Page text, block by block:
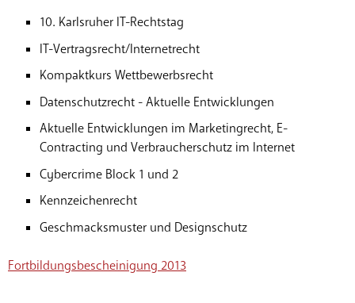
10. Karlsruher IT-Rechtstag
IT-Vertragsrecht/Internetrecht
Kompaktkurs Wettbewerbsrecht
Datenschutzrecht - Aktuelle Entwicklungen
Aktuelle Entwicklungen im Marketingrecht, E-
Contracting und Verbraucherschutz im Internet
Cybercrime Block 1 und 2
Kennzeichenrecht
Geschmacksmuster und Designschutz
Fortbildungsbescheinigung 2013